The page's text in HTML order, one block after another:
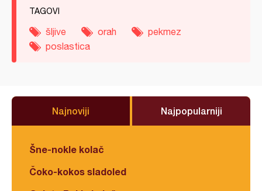
TAGOVI
šljive orah
pekmez
poslastica
Najnoviji Najpopularniji
Šne-nokle kolač
Čoko-kokos sladoled